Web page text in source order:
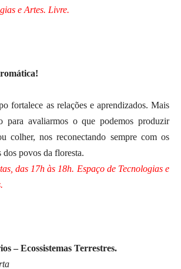
e Artes. Livre.
fortalece as relações e aprendizados. Mais
para avaliarmos o que podemos produzir
colher, nos reconectando sempre com os
dos povos da floresta.
das 17h às 18h. Espaço de Tecnologias e
– Ecossistemas Terrestres.